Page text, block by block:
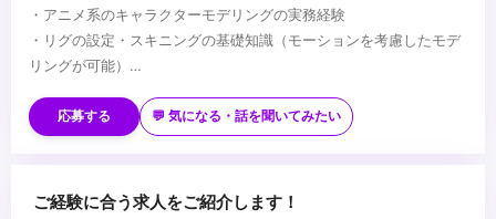
・アニメ系のキャラクターモデリングの実務経験
・リグの設定・スキニングの基礎知識（モーションを考慮したモデ
リングが可能）
・モーション制作やアニメーションの基本的な理解
・チームでの制作経験（他職種との連携を意識した制作ができる）
・モーション制作・カメラワークの実務経験
・シェーダー、リギング、プロシージャルモデリング、シミュレー
・映像ディレクション経験
■求められるマインド
応募する 💬 気になる・話を聞いてみたい
ご経験に合う求人をご紹介します！